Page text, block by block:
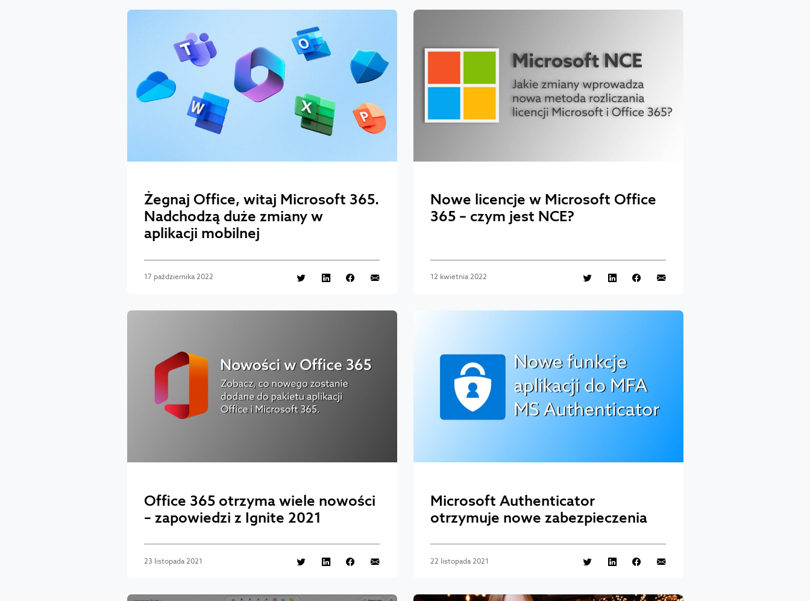
Żegnaj Office, witaj Microsoft 365.
Nadchodzą duże zmiany w
aplikacji mobilnej
17 października 2022
Nowe licencje w Microsoft Office
365 – czym jest NCE?
12 kwietnia 2022
Office 365 otrzyma wiele nowości
– zapowiedzi z Ignite 2021
23 listopada 2021
Microsoft Authenticator
otrzymuje nowe zabezpieczenia
22 listopada 2021